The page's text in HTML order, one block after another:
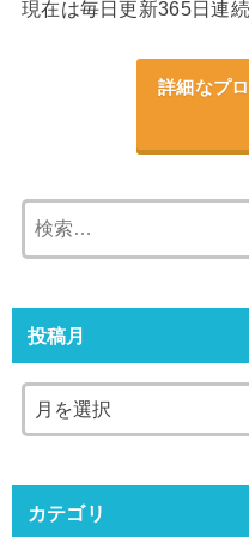
現在は毎日更新365日連
詳細なプ
投稿月
カテゴリ